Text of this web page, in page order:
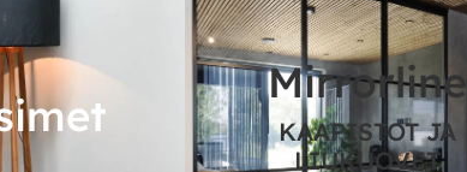
Mirrorline
KAAPISTOT JA
LIUKUOVET